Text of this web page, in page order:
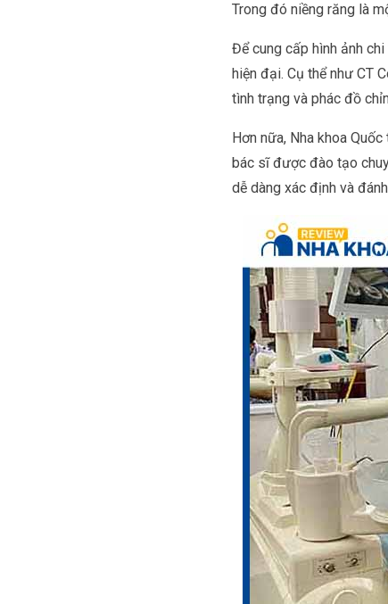
Trong đó niềng răng là
Để cung cấp hình ảnh
hiện đại. Cụ thể như CT
tình trạng và phác đồ
Hơn nữa, Nha khoa
bác sĩ được đào tạo
dễ dàng xác định và